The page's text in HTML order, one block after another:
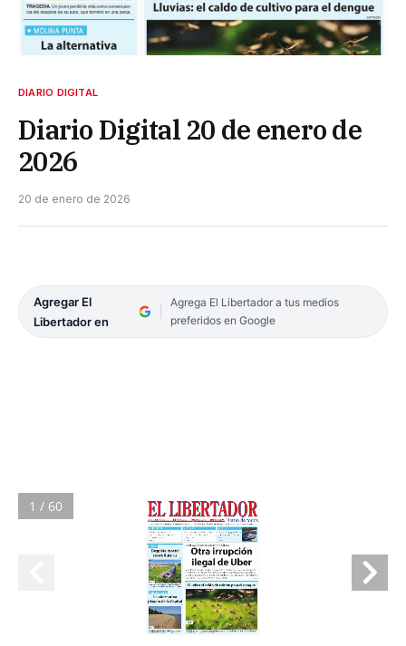
DIARIO DIGITAL
Diario Digital 20 de enero de
2026
20 de enero de 2026
Agregar El
Libertador en
Agrega El Libertador a tus medios
preferidos en Google
1 / 60